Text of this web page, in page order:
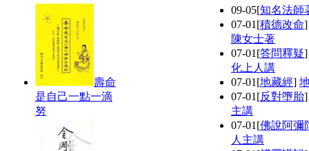
壽命
是自己一點一滴
努
09-05[知名法師
07-01 [積德改命
陳女士著
07-01 [答問釋疑
化上人講
07-01 [地藏經]
07-01 [反對墮胎
主講
07-01 [佛說阿彌
人主講